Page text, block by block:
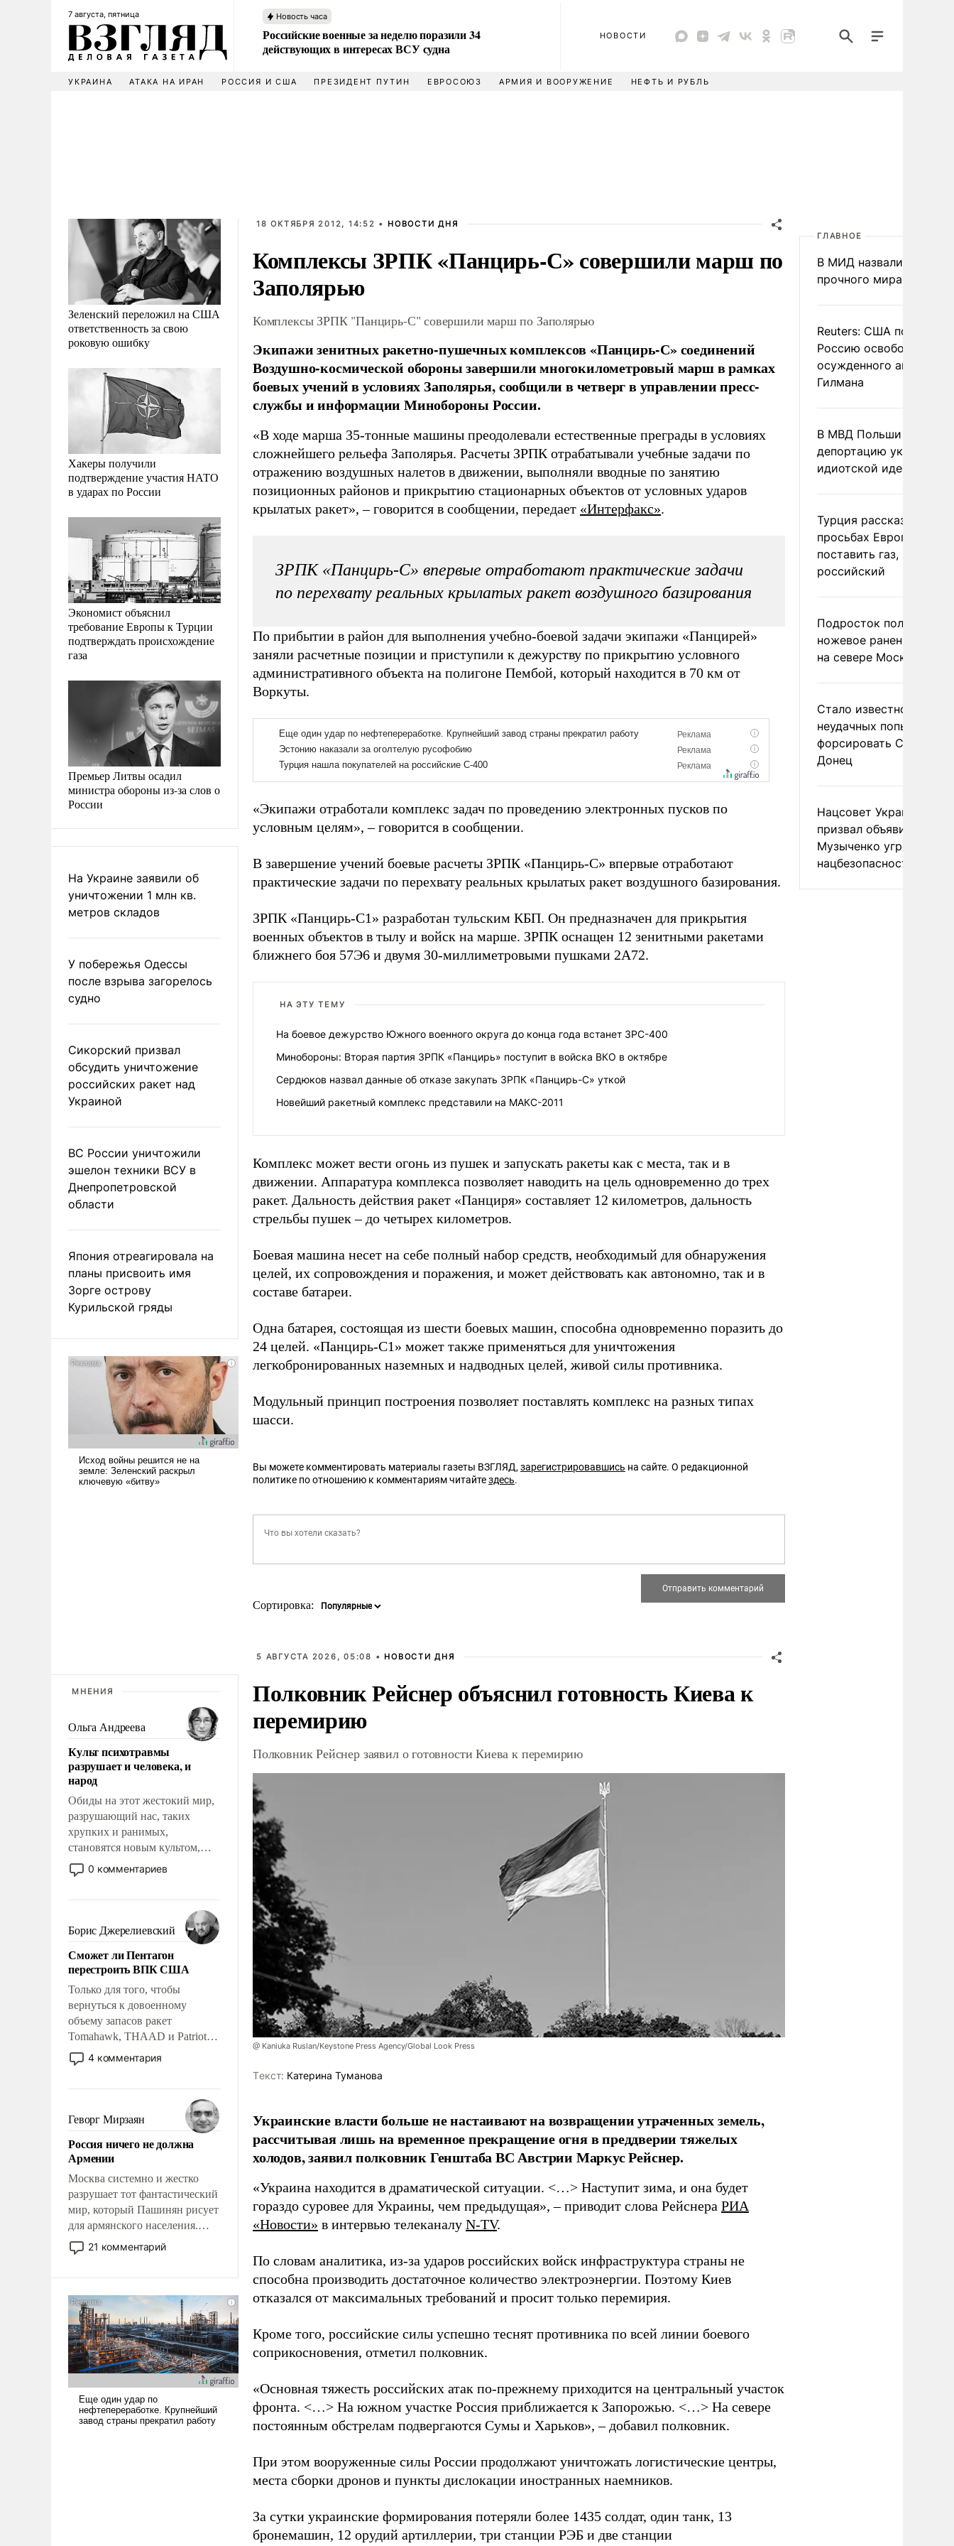
7 августа, пятница Новость часа
Российские военные за неделю поразили 34
действующих в интересах ВСУ судна
НОВОСТИ
УКРАИНА АТАКА НА ИРАН РОССИЯ И США ПРЕЗИДЕНТ ПУТИН ЕВРОСОЮЗ АРМИЯ И ВООРУЖЕНИЕ НЕФТЬ И РУБЛЬ
Зеленский переложил на США
ответственность за свою
роковую ошибку
Хакеры получили
подтверждение участия НАТО
в ударах по России
Экономист объяснил
требование Европы к Турции
подтверждать происхождение
газа
Премьер Литвы осадил
министра обороны из-за слов о
России
На Украине заявили об
уничтожении 1 млн кв.
метров складов
У побережья Одессы
после взрыва загорелось
судно
Сикорский призвал
обсудить уничтожение
российских ракет над
Украиной
ВС России уничтожили
эшелон техники ВСУ в
Днепропетровской
области
Япония отреагировала на
планы присвоить имя
Зорге острову
Курильской гряды
МНЕНИЯ
Ольга Андреева
Культ психотравмы
разрушает и человека, и
народ
Обиды на этот жестокий мир,
разрушающий нас, таких
хрупких и ранимых,
становятся новым культом,
постепенно вытесняя и
отменяя традиционное
мужественным и твердым под
ударами судьбы, брать на себя
ответственность, помогать
слабым, идти вперед и
адаптироваться.
0 комментариев
Борис Джерелиевский
Сможет ли Пентагон
перестроить ВПК США
Только для того, чтобы
вернуться к довоенному
объему запасов ракет
Tomahawk, THAAD и Patriot
США потребуется более трех
лет. Даже небольшая война с
Сложившаяся ситуация
означает многолетний период
уязвимости США, например,
перед Китаем.
4 комментария
Геворг Мирзаян
Россия ничего не должна
Армении
Москва системно и жестко
разрушает тот фантастический
мир, который Пашинян рисует
для армянского населения.
Мир, где политические
прожекты будут безусловно
налогоплательщиков и где
Еревану за свои поступки не
нужно отвечать.
21 комментарий
18 ОКТЯБРЯ 2012, 14:52 • НОВОСТИ ДНЯ
Комплексы ЗРПК «Панцирь-С» совершили марш по
Заполярью
Комплексы ЗРПК "Панцирь-С" совершили марш по Заполярью
Экипажи зенитных ракетно-пушечных комплексов «Панцирь-С» соединений
Воздушно-космической обороны завершили многокилометровый марш в рамках
боевых учений в условиях Заполярья, сообщили в четверг в управлении пресс-
службы и информации Минобороны России.
«В ходе марша 35-тонные машины преодолевали естественные преграды в условиях
сложнейшего рельефа Заполярья. Расчеты ЗРПК отрабатывали учебные задачи по
отражению воздушных налетов в движении, выполняли вводные по занятию
позиционных районов и прикрытию стационарных объектов от условных ударов
крылатых ракет»,–говорится в сообщении, передает «Интерфакс».
ЗРПК «Панцирь-С» впервые отработают практические задачи
по перехвату реальных крылатых ракет воздушного базирования
По прибытии в район для выполнения учебно-боевой задачи экипажи «Панцирей»
заняли расчетные позиции и приступили к дежурству по прикрытию условного
административного объекта на полигоне Пембой, который находится в 70 км от
Воркуты.
«Экипажи отработали комплекс задач по проведению электронных пусков по
условным целям»,–говорится в сообщении.
В завершение учений боевые расчеты ЗРПК «Панцирь-С» впервые отработают
практические задачи по перехвату реальных крылатых ракет воздушного базирования.
ЗРПК «Панцирь-С1» разработан тульским КБП. Он предназначен для прикрытия
военных объектов в тылу и войск на марше. ЗРПК оснащен 12 зенитными ракетами
ближнего боя 57Э6 и двумя 30-миллиметровыми пушками 2А72.
НА ЭТУ ТЕМУ
На боевое дежурство Южного военного округа до конца года встанет ЗРС-400
Минобороны: Вторая партия ЗРПК «Панцирь» поступит в войска ВКО в октябре
Сердюков назвал данные об отказе закупать ЗРПК «Панцирь-С» уткой
Новейший ракетный комплекс представили на МАКС-2011
Комплекс может вести огонь из пушек и запускать ракеты как с места, так и в
движении. Аппаратура комплекса позволяет наводить на цель одновременно до трех
ракет. Дальность действия ракет «Панциря» составляет 12 километров, дальность
стрельбы пушек – до четырех километров.
Боевая машина несет на себе полный набор средств, необходимый для обнаружения
целей, их сопровождения и поражения, и может действовать как автономно, так и в
составе батареи.
Одна батарея, состоящая из шести боевых машин, способна одновременно поразить до
24 целей. «Панцирь-С1» может также применяться для уничтожения
легкобронированных наземных и надводных целей, живой силы противника.
Модульный принцип построения позволяет поставлять комплекс на разных типах
шасси.
Вы можете комментировать материалы газеты ВЗГЛЯД, зарегистрировавшись на сайте. О редакционной
политике по отношению к комментариям читайтездесь.
Сортировка:
5 АВГУСТА 2026, 05:08 • НОВОСТИ ДНЯ
Полковник Рейснер объяснил готовность Киева к
перемирию
Полковник Рейснер заявил о готовности Киева к перемирию
@ Kaniuka Ruslan/Keystone Press Agency/Global Look Press
Tекст: Катерина Туманова
Украинские власти больше не настаивают на возвращении утраченных земель,
рассчитывая лишь на временное прекращение огня в преддверии тяжелых
холодов, заявил полковник Генштаба ВС Австрии Маркус Рейснер.
«Украина находится в драматической ситуации. <…> Наступит зима, и она будет
гораздо суровее для Украины, чем предыдущая», – приводит слова Рейснера РИА
«Новости» в интервью телеканалу N-TV.
По словам аналитика, из-за ударов российских войск инфраструктура страны не
способна производить достаточное количество электроэнергии. Поэтому Киев
отказался от максимальных требований и просит только перемирия.
Кроме того, российские силы успешно теснят противника по всей линии боевого
соприкосновения, отметил полковник.
«Основная тяжесть российских атак по-прежнему приходится на центральный участок
фронта. <…> На южном участке Россия приближается к Запорожью. <…> На севере
постоянным обстрелам подвергаются Сумы и Харьков», – добавил полковник.
При этом вооруженные силы России продолжают уничтожать логистические центры,
места сборки дронов и пункты дислокации иностранных наемников.
За сутки украинские формирования потеряли более 1435 солдат, один танк, 13
бронемашин, 12 орудий артиллерии, три станции РЭБ и две станции
ГЛАВНОЕ
В МИД назвали условия
прочного мира на
Reuters: США
Россию освободить
осужденного
Гилмана
В МВД Польши назвали
депортацию украинцев
идиотской идеей
Турция рассказала о
просьбах Европы
поставить газ, но не
российский
Подросток получил
ножевое ранение в
на севере Москвы
Стало известно о
неудачных попытках
форсировать
Донец
Нацсовет Украины по
призвал объявить
Музыченко угрозой
нацбезопасности